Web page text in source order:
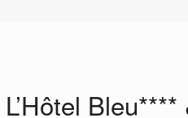
L’Hôtel